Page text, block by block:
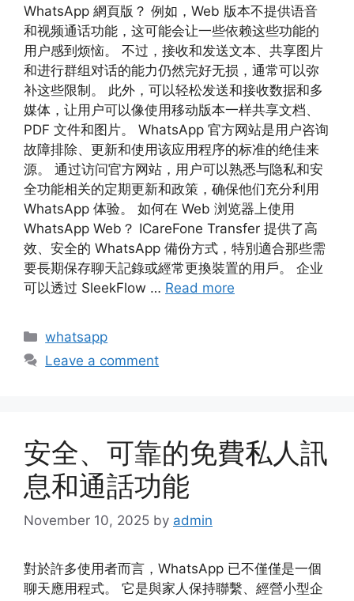
WhatsApp 網頁版？ 例如，Web 版本不提供语音
和视频通话功能，这可能会让一些依赖这些功能的
用户感到烦恼。 不过，接收和发送文本、共享图片
和进行群组对话的能力仍然完好无损，通常可以弥
补这些限制。 此外，可以轻松发送和接收数据和多
媒体，让用户可以像使用移动版本一样共享文档、
PDF 文件和图片。 WhatsApp 官方网站是用户咨询
故障排除、更新和使用该应用程序的标准的绝佳来
源。 通过访问官方网站，用户可以熟悉与隐私和安
全功能相关的定期更新和政策，确保他们充分利用
WhatsApp 体验。 如何在 Web 浏览器上使用
WhatsApp Web？ ICareFone Transfer 提供了高
效、安全的 WhatsApp 備份方式，特別適合那些需
要長期保存聊天記錄或經常更換裝置的用戶。 企业
可以透过 SleekFlow … Read more
whatsapp
Leave a comment
安全、可靠的免費私人訊
息和通話功能
November 10, 2025 by admin
對於許多使用者而言，WhatsApp 已不僅僅是一個
聊天應用程式。 它是與家人保持聯繫、經營小型企